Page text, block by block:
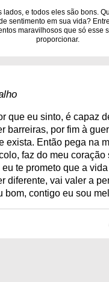
lados, e todos eles são bons.
sentimento em sua vida?
maravilhosos que só esse
proporcionar.
que eu sinto, é capaz
barreiras, por fim à
exista. Então pega na
faz do meu coração
te prometo que a
diferente, vai valer a
bom, contigo eu sou